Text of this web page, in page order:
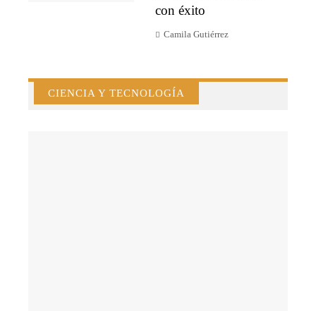
con éxito
Camila Gutiérrez
CIENCIA Y TECNOLOGÍA